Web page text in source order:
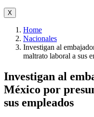
X
Home
Nacionales
Investigan al
maltrato laboral a sus
Investigan al
México por
sus empleados